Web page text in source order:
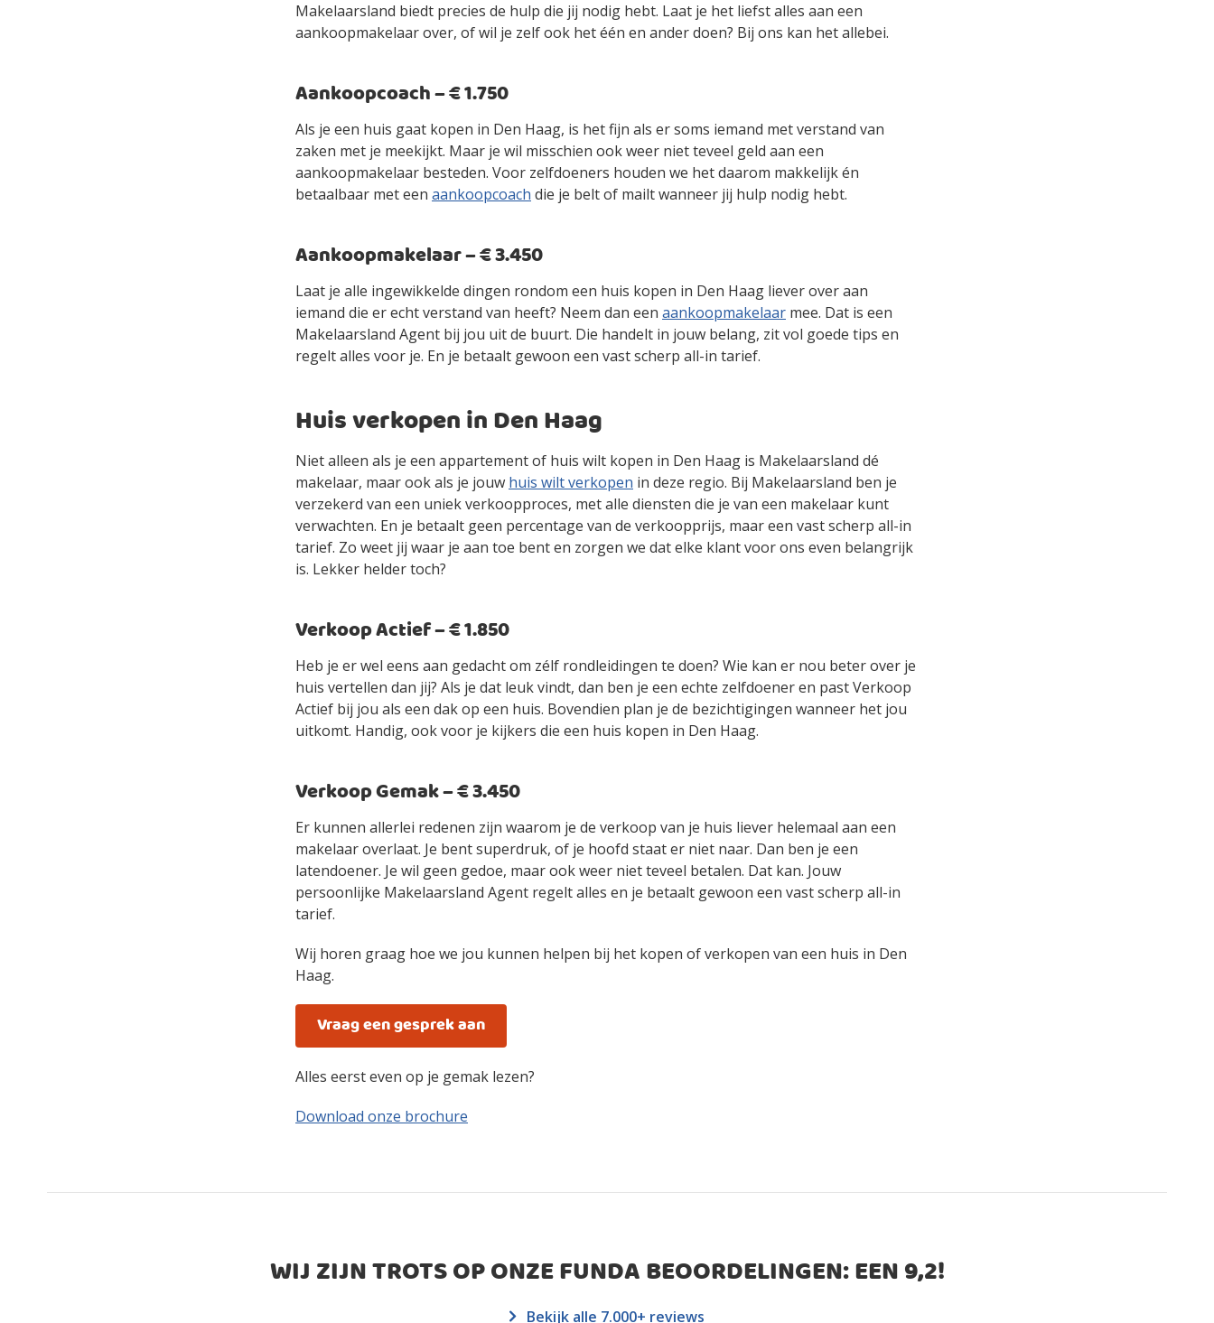
Makelaarsland biedt precies de hulp die jij nodig hebt. Laat je het liefst alles aan een
aankoopmakelaar over, of wil je zelf ook het één en ander doen? Bij ons kan het allebei.
Aankoopcoach – € 1.750
Als je een huis gaat kopen in Den Haag, is het fijn als er soms iemand met verstand van
zaken met je meekijkt. Maar je wil misschien ook weer niet teveel geld aan een
aankoopmakelaar besteden. Voor zelfdoeners houden we het daarom makkelijk én
betaalbaar met een aankoopcoach die je belt of mailt wanneer jij hulp nodig hebt.
Aankoopmakelaar – € 3.450
Laat je alle ingewikkelde dingen rondom een huis kopen in Den Haag liever over aan
iemand die er echt verstand van heeft? Neem dan een aankoopmakelaar mee. Dat is een
Makelaarsland Agent bij jou uit de buurt. Die handelt in jouw belang, zit vol goede tips en
regelt alles voor je. En je betaalt gewoon een vast scherp all-in tarief.
Huis verkopen in Den Haag
Niet alleen als je een appartement of huis wilt kopen in Den Haag is Makelaarsland dé
makelaar, maar ook als je jouw huis wilt verkopen in deze regio. Bij Makelaarsland ben je
verzekerd van een uniek verkoopproces, met alle diensten die je van een makelaar kunt
verwachten. En je betaalt geen percentage van de verkoopprijs, maar een vast scherp all-in
tarief. Zo weet jij waar je aan toe bent en zorgen we dat elke klant voor ons even belangrijk
is. Lekker helder toch?
Verkoop Actief – € 1.850
Heb je er wel eens aan gedacht om zélf rondleidingen te doen? Wie kan er nou beter over je
huis vertellen dan jij? Als je dat leuk vindt, dan ben je een echte zelfdoener en past Verkoop
Actief bij jou als een dak op een huis. Bovendien plan je de bezichtigingen wanneer het jou
uitkomt. Handig, ook voor je kijkers die een huis kopen in Den Haag.
Verkoop Gemak – € 3.450
Er kunnen allerlei redenen zijn waarom je de verkoop van je huis liever helemaal aan een
makelaar overlaat. Je bent superdruk, of je hoofd staat er niet naar. Dan ben je een
latendoener. Je wil geen gedoe, maar ook weer niet teveel betalen. Dat kan. Jouw
persoonlijke Makelaarsland Agent regelt alles en je betaalt gewoon een vast scherp all-in
tarief.
Wij horen graag hoe we jou kunnen helpen bij het kopen of verkopen van een huis in Den
Haag.
Vraag een gesprek aan
Alles eerst even op je gemak lezen?
Download onze brochure
WIJ ZIJN TROTS OP ONZE FUNDA BEOORDELINGEN: EEN9,2!
Bekijk alle 7.000+ reviews